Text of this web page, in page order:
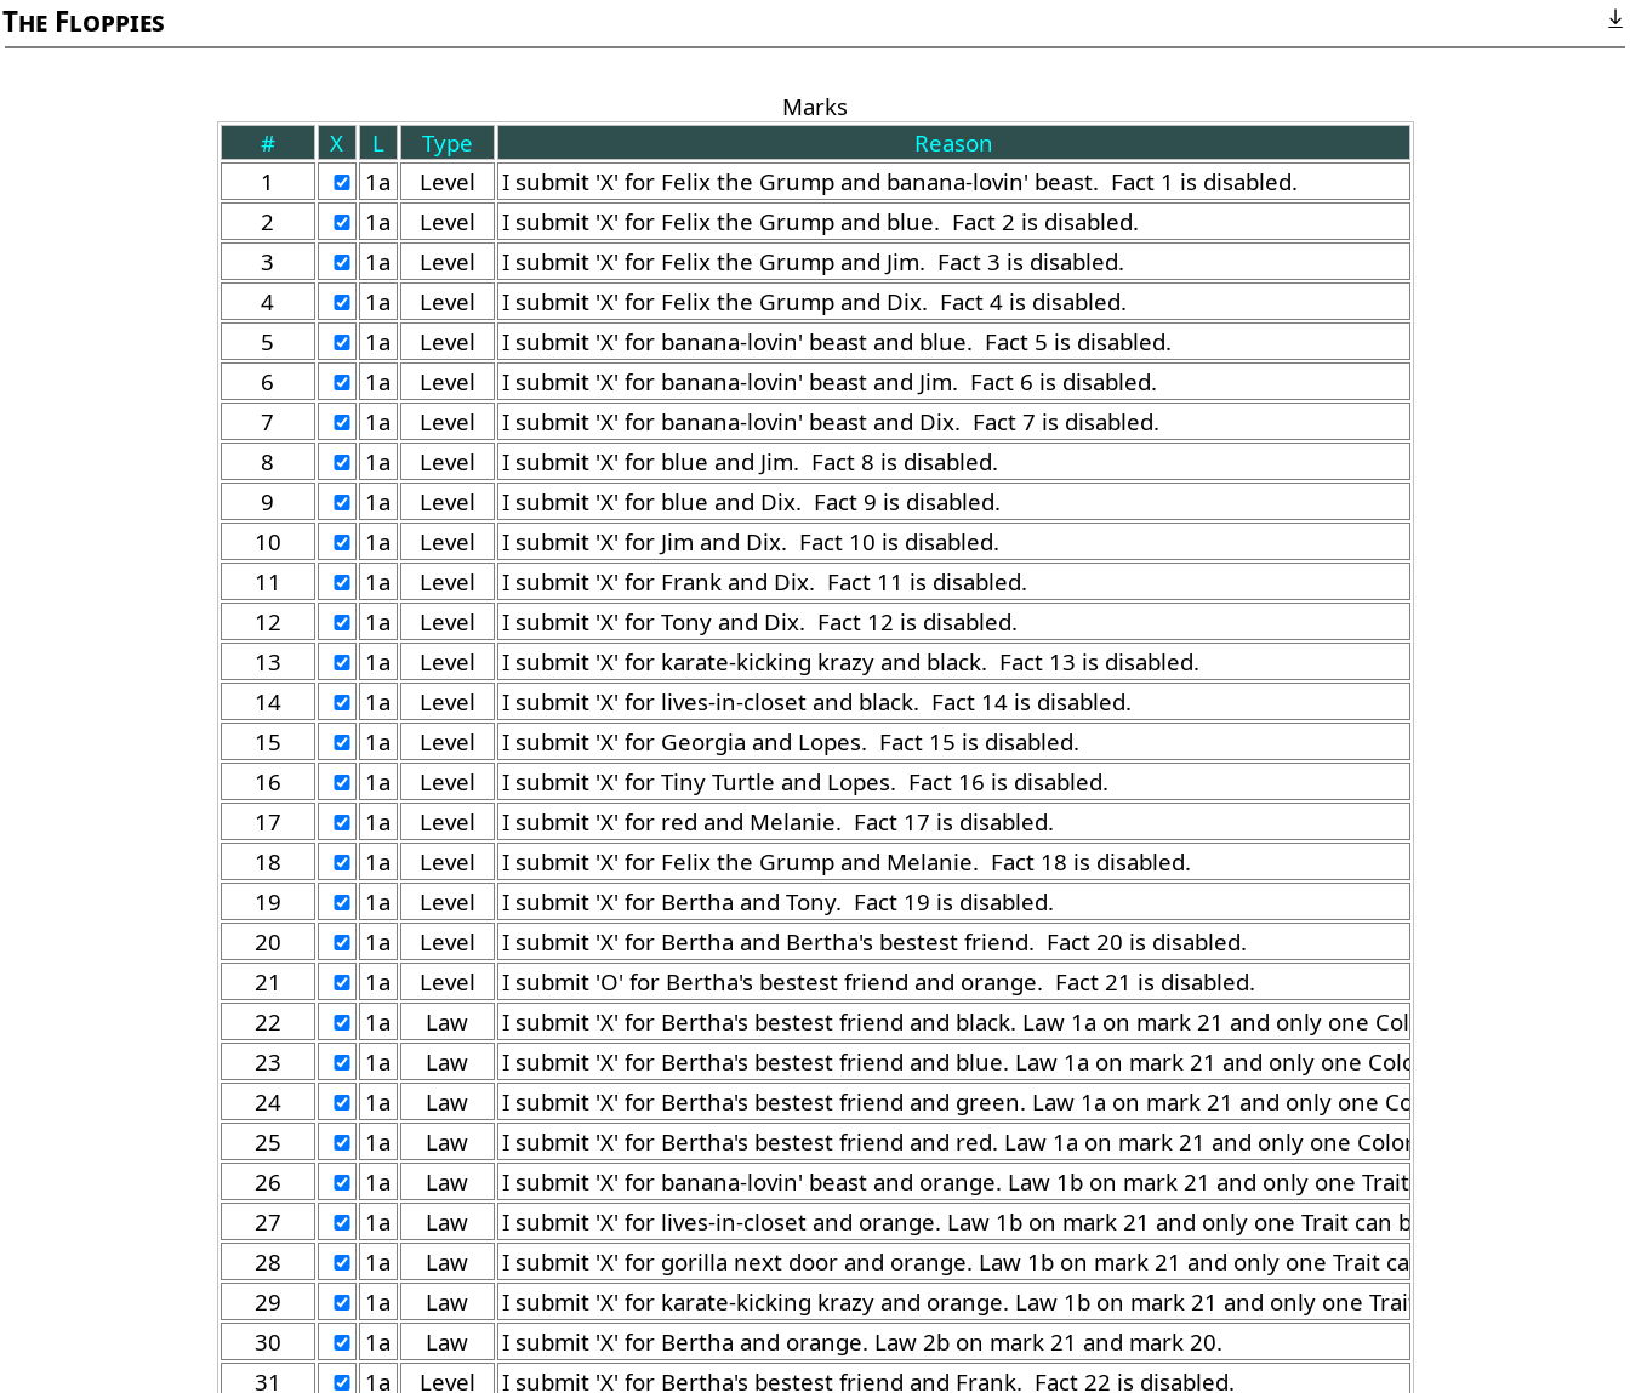
The Floppies
Marks
#
X L Type
Reason
1
1a
Level
2
1a
Level
3
1a
Level
4
1a
Level
5
1a
Level
6
1a
Level
7
1a
Level
8
1a
Level
9
1a
Level
10
1a
Level
11
1a
Level
12
1a
Level
13
1a
Level
14
1a
Level
15
1a
Level
16
1a
Level
17
1a
Level
18
1a
Level
19
1a
Level
20
1a
Level
21
1a
Level
22
1a
Law
23
1a
Law
24
1a
Law
25
1a
Law
26
1a
Law
27
1a
Law
28
1a
Law
29
1a
Law
30
1a
Law
31
1a
Level